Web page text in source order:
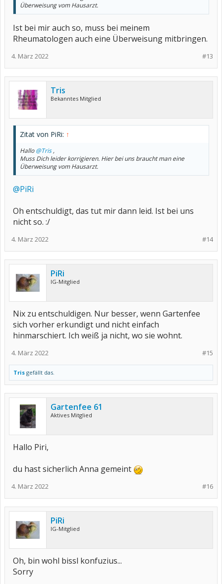
Überweisung vom Hausarzt.
Ist bei mir auch so, muss bei meinem
Rheumatologen auch eine Überweisung mitbringen.
#13
4. März 2022
Tris
Bekanntes Mitglied
Zitat von PiRi: ↑
Hallo@Tris,
Muss Dich leider korrigieren. Hier bei uns braucht man eine
Überweisung vom Hausarzt.
@PiRi
Oh entschuldigt, das tut mir dann leid. Ist bei uns
nicht so. :/
#14
4. März 2022
PiRi
IG-Mitglied
Nix zu entschuldigen. Nur besser, wenn Gartenfee
sich vorher erkundigt und nicht einfach
hinmarschiert. Ich weiß ja nicht, wo sie wohnt.
#15
4. März 2022
Tris gefällt das.
Gartenfee 61
Aktives Mitglied
Hallo Piri,
du hast sicherlich Anna gemeint
#16
4. März 2022
PiRi
IG-Mitglied
Oh, bin wohl bissl konfuzius...
Sorry